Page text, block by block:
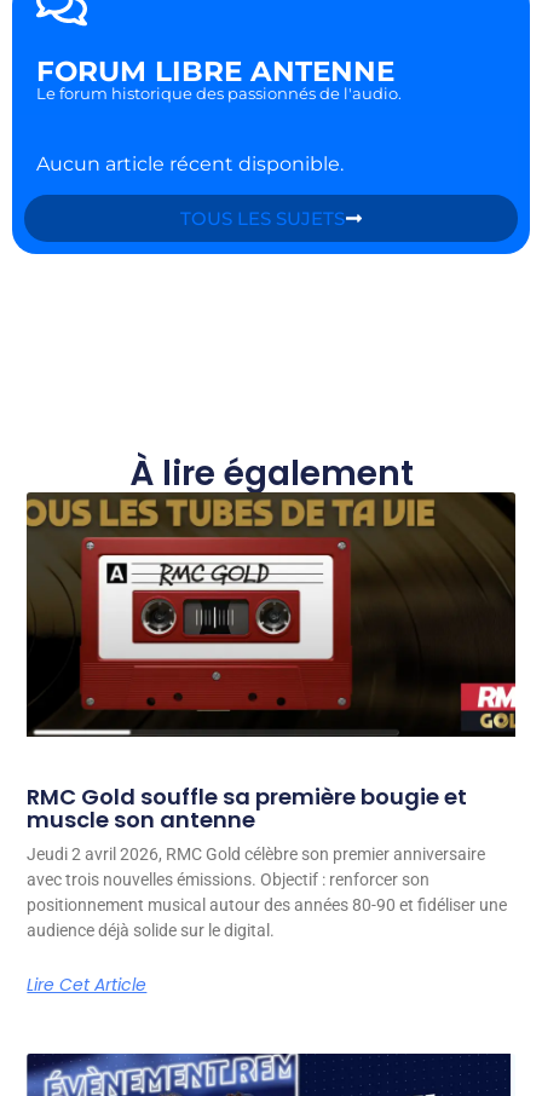
FORUM LIBRE ANTENNE
Le forum historique des passionnés de l'audio.
Aucun article récent disponible.
TOUS LES SUJETS
À lire également
RMC Gold souffle sa première bougie et
muscle son antenne
Jeudi 2 avril 2026, RMC Gold célèbre son premier anniversaire
avec trois nouvelles émissions. Objectif : renforcer son
positionnement musical autour des années 80-90 et fidéliser une
audience déjà solide sur le digital.
Lire Cet Article